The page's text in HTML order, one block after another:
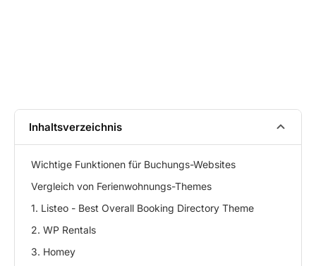
Inhaltsverzeichnis
Wichtige Funktionen für Buchungs-Websites
Vergleich von Ferienwohnungs-Themes
1. Listeo - Best Overall Booking Directory Theme
2. WP Rentals
3. Homey